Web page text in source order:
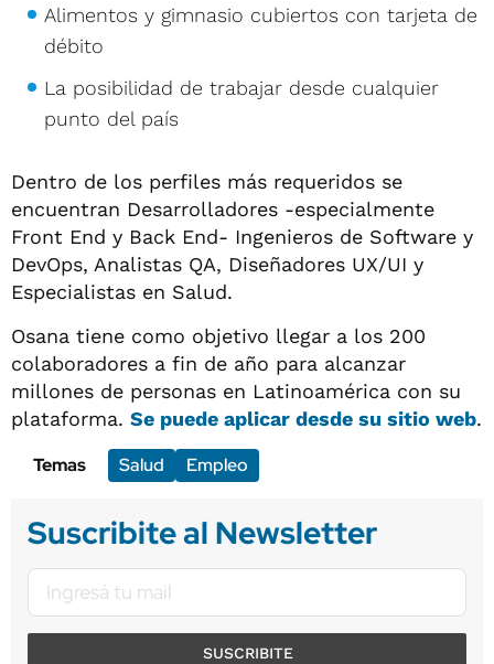
Alimentos y gimnasio cubiertos con tarjeta de
débito
La posibilidad de trabajar desde cualquier
punto del país
Dentro de los perfiles más requeridos se
encuentran Desarrolladores -especialmente
Front End y Back End- Ingenieros de Software y
DevOps, Analistas QA, Diseñadores UX/UI y
Especialistas en Salud.
Osana tiene como objetivo llegar a los 200
colaboradores a fin de año para alcanzar
millones de personas en Latinoamérica con su
plataforma. Se puede aplicar desde su sitio web.
Temas
Salud Empleo
Suscribite al Newsletter
SUSCRIBITE